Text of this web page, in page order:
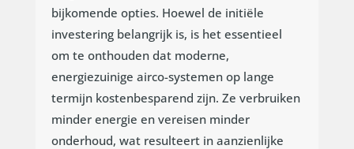
bijkomende opties. Hoewel de initiële
investering belangrijk is, is het essentieel
om te onthouden dat moderne,
energiezuinige airco-systemen op lange
termijn kostenbesparend zijn. Ze verbruiken
minder energie en vereisen minder
onderhoud, wat resulteert in aanzienlijke